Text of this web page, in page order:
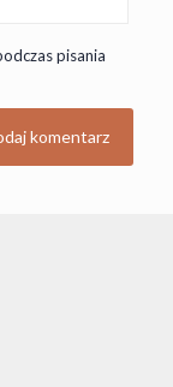
pisania